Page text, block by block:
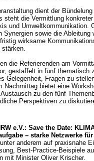
dient der
steht die Vermittlung
und Umweltkommunikation.
Synergien sowie die
wirksame
die Referierenden am
gestaffelt in fünf thematisch
Gelegenheit, Fragen zu
Nachmittag bietet eine
zu den fünf
Perspektiven zu
e.V.: Save the Date:
– starke Netzwerke
anderem auf praxisnahe
Best-Practice-Beispiele
mit Minister Oliver Krischer.